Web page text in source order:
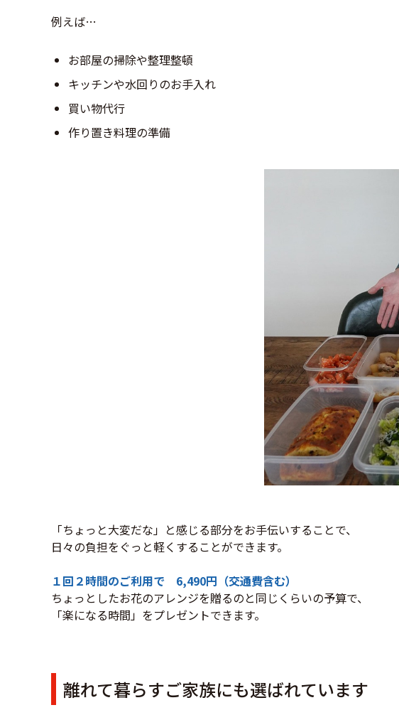
例えば…
お部屋の掃除や整理整頓
キッチンや水回りのお手入れ
買い物代行
作り置き料理の準備
「ちょっと大変だな」と感じる部分をお手伝いすることで、
日々の負担をぐっと軽くすることができます。
１回２時間のご利用で 6,490円（交通費含む）
ちょっとしたお花のアレンジを贈るのと同じくらいの予算で、
「楽になる時間」をプレゼントできます。
離れて暮らすご家族にも選ばれています